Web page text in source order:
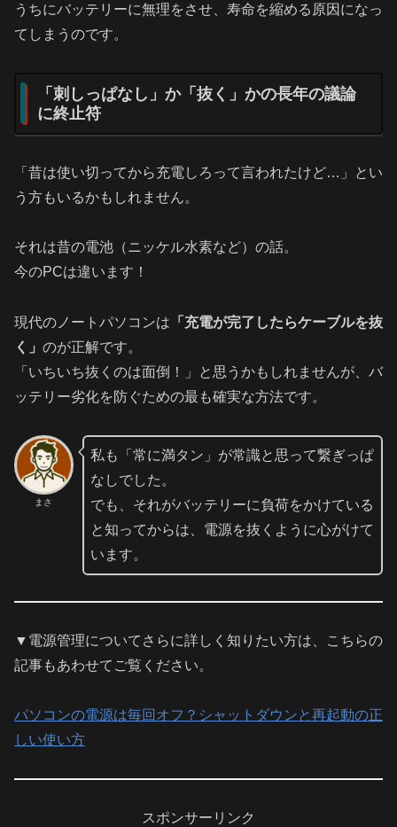
うちにバッテリーに無理をさせ、寿命を縮める原因になっ
てしまうのです。
「刺しっぱなし」か「抜く」かの長年の議論
に終止符
「昔は使い切ってから充電しろって言われたけど…」とい
う方もいるかもしれません。
それは昔の電池（ニッケル水素など）の話。
今のPCは違います！
現代のノートパソコンは 「充電が完了したらケーブルを抜
く」 のが正解です。
「いちいち抜くのは面倒！」と思うかもしれませんが、バ
ッテリー劣化を防ぐための最も確実な方法です。
まさ
私も「常に満タン」が常識と思って繋ぎっぱ
なしでした。
でも、それがバッテリーに負荷をかけている
と知ってからは、電源を抜くように心がけて
います。
▼電源管理についてさらに詳しく知りたい方は、こちらの
記事もあわせてご覧ください。
パソコンの電源は毎回オフ？シャットダウンと再起動の正
しい使い方
スポンサーリンク